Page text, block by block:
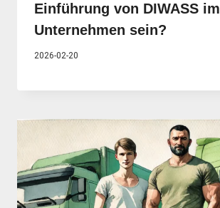
Einführung von DIWASS im
Unternehmen sein?
2026-02-20